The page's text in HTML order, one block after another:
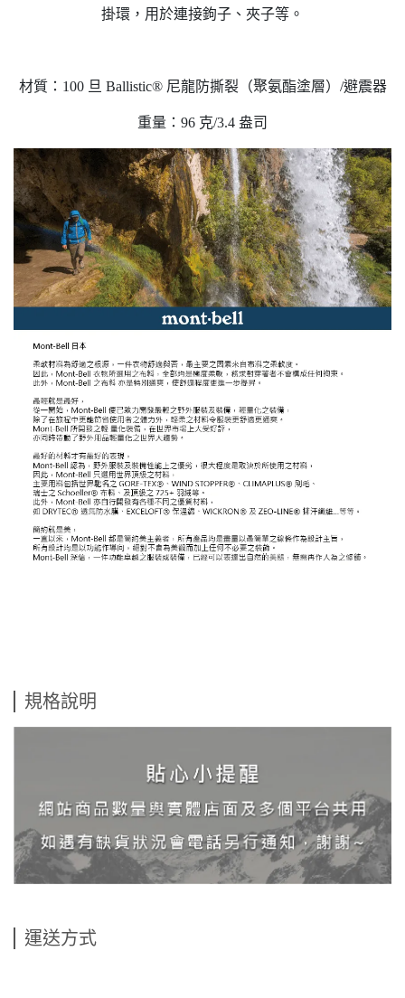
掛環，用於連接鉤子、夾子等。
材質：100 旦 Ballistic® 尼龍防撕裂（聚氨酯塗層）/避震器
重量：96 克/3.4 盎司
規格說明
運送方式